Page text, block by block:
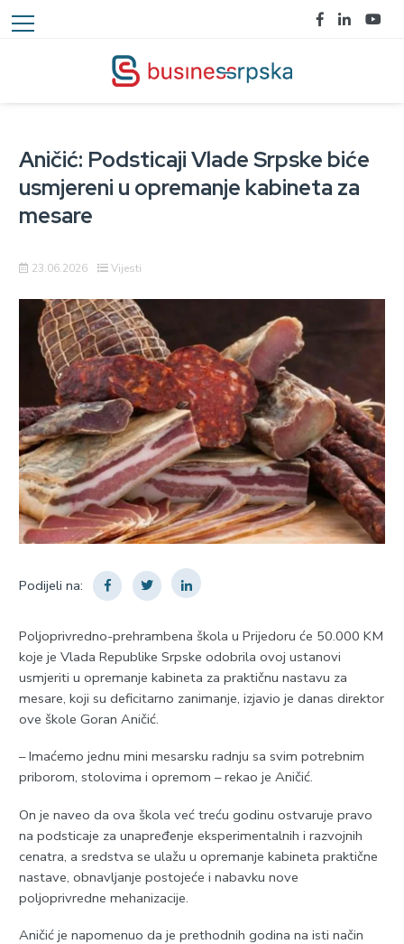
Aničić: Podsticaji Vlade Srpske biće
usmjereni u opremanje kabineta za
mesare
23.06.2026 Vijesti
Podijeli na:
Poljoprivredno-prehrambena škola u Prijedoru će 50.000 KM
koje je Vlada Republike Srpske odobrila ovoj ustanovi
usmjeriti u opremanje kabineta za praktičnu nastavu za
mesare, koji su deficitarno zanimanje, izjavio je danas direktor
ove škole Goran Aničić.
– Imaćemo jednu mini mesarsku radnju sa svim potrebnim
priborom, stolovima i opremom – rekao je Aničić.
On je naveo da ova škola već treću godinu ostvaruje pravo
na podsticaje za unapređenje eksperimentalnih i razvojnih
cenatra, a sredstva se ulažu u opremanje kabineta praktične
nastave, obnavljanje postojeće i nabavku nove
poljoprivredne mehanizacije.
Aničić je napomenuo da je prethodnih godina na isti način